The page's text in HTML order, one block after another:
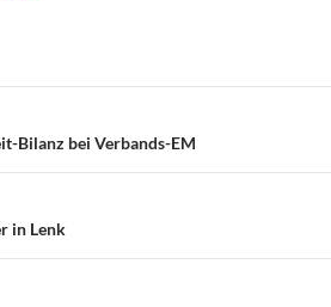
Bilanz bei Verbands-EM
in Lenk